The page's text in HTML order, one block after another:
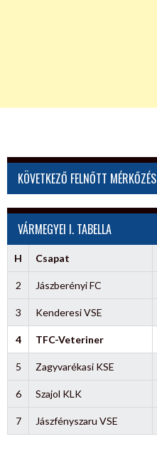
KÖVETKEZŐ FELNŐTT MÉRKŐZÉS
VÁRMEGYEI I. TABELLA
H Csapat
2 Jászberényi FC
3 Kenderesi VSE
4 TFC-Veteriner
5 Zagyvarékasi KSE
6 Szajol KLK
7 Jászfényszaru VSE